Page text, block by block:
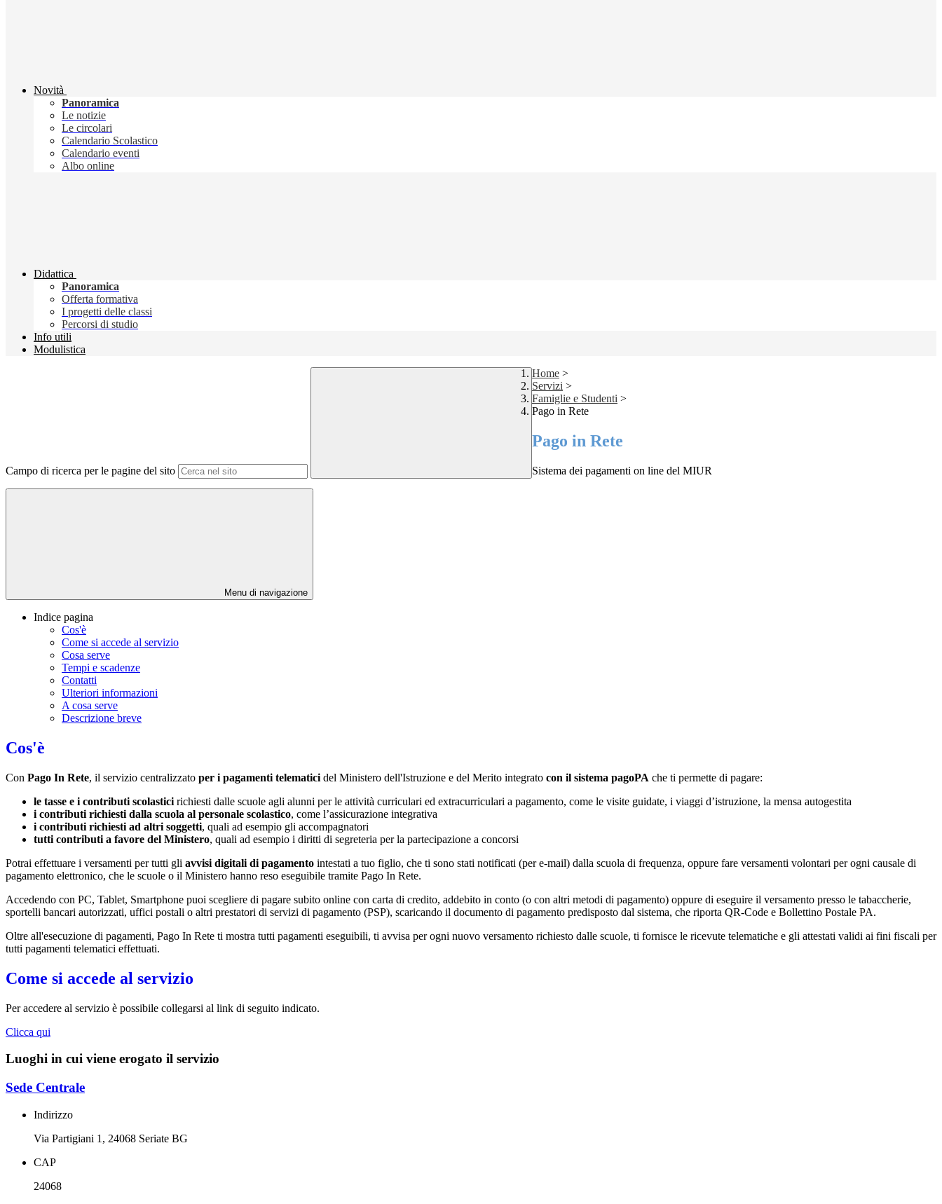
Novità
Panoramica
Le notizie
Le circolari
Calendario Scolastico
Calendario eventi
Albo online
Didattica
Panoramica
Offerta formativa
I progetti delle classi
Percorsi di studio
Info utili
Modulistica
Campo di ricerca per le pagine del sito
Home >
Servizi >
Famiglie e Studenti >
Pago in Rete
Pago in Rete
Sistema dei pagamenti on line del MIUR
Menu di navigazione
Indice pagina
Cos'è
Come si accede al servizio
Cosa serve
Tempi e scadenze
Contatti
Ulteriori informazioni
A cosa serve
Descrizione breve
Cos'è
Con Pago In Rete, il servizio centralizzato per i pagamenti telematici del Ministero dell'Istruzione e del Merito integrato con il sistema pagoPA che ti permette di pagare:
le tasse e i contributi scolastici richiesti dalle scuole agli alunni per le attività curriculari ed extracurriculari a pagamento, come le visite guidate, i viaggi d’istruzione, la mensa autogestita
i contributi richiesti dalla scuola al personale scolastico, come l’assicurazione integrativa
i contributi richiesti ad altri soggetti, quali ad esempio gli accompagnatori
tutti contributi a favore del Ministero, quali ad esempio i diritti di segreteria per la partecipazione a concorsi
Potrai effettuare i versamenti per tutti gli avvisi digitali di pagamento intestati a tuo figlio, che ti sono stati notificati (per e-mail) dalla scuola di frequenza, oppure fare versamenti volontari per ogni causale di
pagamento elettronico, che le scuole o il Ministero hanno reso eseguibile tramite Pago In Rete.
Accedendo con PC, Tablet, Smartphone puoi scegliere di pagare subito online con carta di credito, addebito in conto (o con altri metodi di pagamento) oppure di eseguire il versamento presso le tabaccherie,
sportelli bancari autorizzati, uffici postali o altri prestatori di servizi di pagamento (PSP), scaricando il documento di pagamento predisposto dal sistema, che riporta QR-Code e Bollettino Postale PA.
Oltre all'esecuzione di pagamenti, Pago In Rete ti mostra tutti pagamenti eseguibili, ti avvisa per ogni nuovo versamento richiesto dalle scuole, ti fornisce le ricevute telematiche e gli attestati validi ai fini fiscali per
tutti pagamenti telematici effettuati.
Come si accede al servizio
Per accedere al servizio è possibile collegarsi al link di seguito indicato.
Clicca qui
Luoghi in cui viene erogato il servizio
Sede Centrale
Indirizzo
Via Partigiani 1, 24068 Seriate BG
CAP
24068